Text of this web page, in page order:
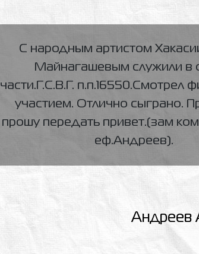
С народным артистом
Майнагашевым служили в
части.Г.С.В.Г. п.п.16550.Смотрел
участием. Отлично сыграно.
прошу передать привет.(зам
еф.Андреев).
Андреев